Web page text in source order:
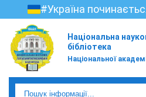
#Україна
Національна
бібліотека
Національної